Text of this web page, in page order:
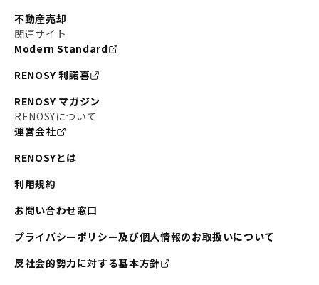
不動産売却
関連サイト
Modern Standard
RENOSY 利諾喜
RENOSY マガジン
RENOSYについて
運営会社
RENOSYとは
利用規約
お問い合わせ窓口
プライバシーポリシー及び個人情報のお取扱いについて
反社会的勢力に対する基本方針